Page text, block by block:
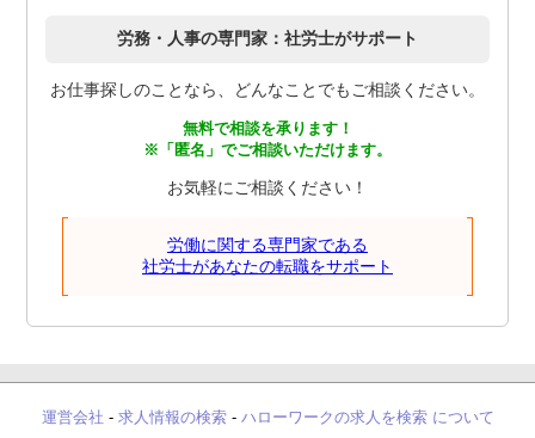
労務・人事の専門家：社労士がサポート
お仕事探しのことなら、どんなことでもご相談ください。
無料で相談を承ります！
※「匿名」でご相談いただけます。
お気軽にご相談ください！
労働に関する専門家である
社労士があなたの転職をサポート
運営会社 - 求人情報の検索- ハローワークの求人を検索 について